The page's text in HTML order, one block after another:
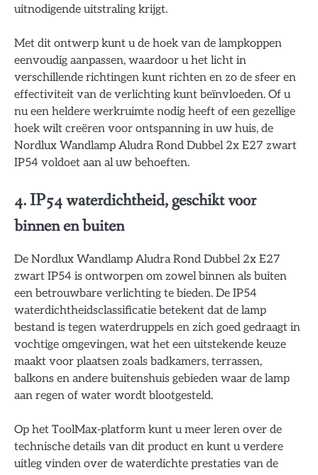
uitnodigende uitstraling krijgt.
Met dit ontwerp kunt u de hoek van de lampkoppen
eenvoudig aanpassen, waardoor u het licht in
verschillende richtingen kunt richten en zo de sfeer en
effectiviteit van de verlichting kunt beïnvloeden. Of u
nu een heldere werkruimte nodig heeft of een gezellige
hoek wilt creëren voor ontspanning in uw huis, de
Nordlux Wandlamp Aludra Rond Dubbel 2x E27 zwart
IP54 voldoet aan al uw behoeften.
4. IP54 waterdichtheid, geschikt voor
binnen en buiten
De Nordlux Wandlamp Aludra Rond Dubbel 2x E27
zwart IP54 is ontworpen om zowel binnen als buiten
een betrouwbare verlichting te bieden. De IP54
waterdichtheidsclassificatie betekent dat de lamp
bestand is tegen waterdruppels en zich goed gedraagt in
vochtige omgevingen, wat het een uitstekende keuze
maakt voor plaatsen zoals badkamers, terrassen,
balkons en andere buitenshuis gebieden waar de lamp
aan regen of water wordt blootgesteld.
Op het ToolMax-platform kunt u meer leren over de
technische details van dit product en kunt u verdere
uitleg vinden over de waterdichte prestaties van de